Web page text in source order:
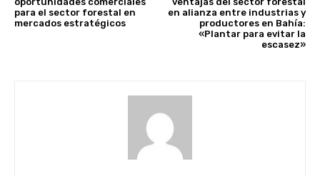
para el sector forestal en
mercados estratégicos
en alianza entre industrias y
productores en Bahía:
«Plantar para evitar la
escasez»